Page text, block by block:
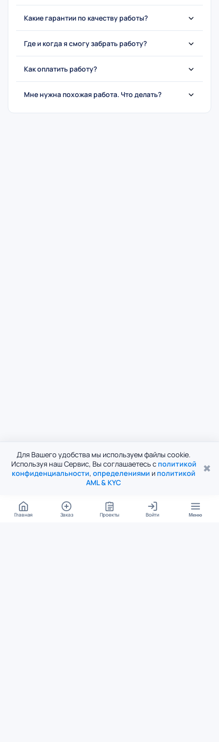
Для Вашего удобства мы используем файлы cookie.
Используя наш Сервис, Вы соглашаетесь с политикой
конфиденциальности, определениями и политикой
AML & KYC
✖
Главная Заказ Проекты Войти Меню
Какие гарантии по качеству работы?
Где и когда я смогу забрать работу?
Как оплатить работу?
Мне нужна похожая работа. Что делать?